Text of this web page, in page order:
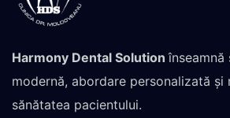
Harmony Dental Solution
modernă, abordare personalizată și
sănătatea pacientului.